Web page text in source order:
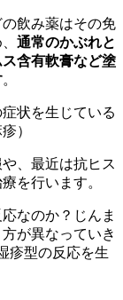
飲み薬はその免
通常のかぶれと
含有軟膏など塗
。
状を生じている
）
、最近は抗ヒス
を行います。
なのか？じんま
が異なっていき
疹型の反応を生